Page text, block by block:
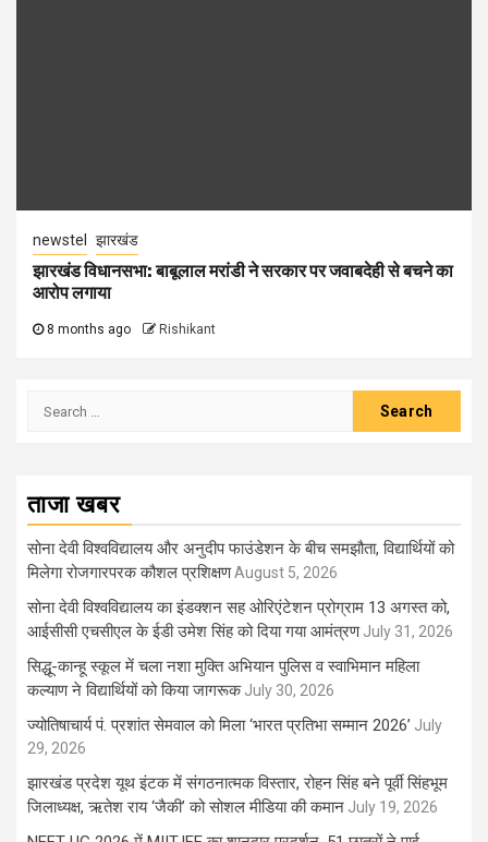
newstel झारखंड
झारखंड विधानसभा: बाबूलाल मरांडी ने सरकार पर जवाबदेही से बचने का
आरोप लगाया
8 months ago Rishikant
Search
ताजा खबर
सोना देवी विश्वविद्यालय और अनुदीप फाउंडेशन के बीच समझौता, विद्यार्थियों को
मिलेगा रोजगारपरक कौशल प्रशिक्षणAugust 5, 2026
सोना देवी विश्वविद्यालय का इंडक्शन सह ओरिएंटेशन प्रोग्राम 13 अगस्त को,
आईसीसी एचसीएल के ईडी उमेश सिंह को दिया गया आमंत्रण July 31, 2026
सिद्धू-कान्हू स्कूल में चला नशा मुक्ति अभियान पुलिस व स्वाभिमान महिला
कल्याण ने विद्यार्थियों को किया जागरूक July 30, 2026
ज्योतिषाचार्य पं. प्रशांत सेमवाल को मिला ‘भारत प्रतिभा सम्मान 2026’ July
29, 2026
झारखंड प्रदेश यूथ इंटक में संगठनात्मक विस्तार, रोहन सिंह बने पूर्वी सिंहभूम
जिलाध्यक्ष, ऋतेश राय ‘जैकी’ को सोशल मीडिया की कमान July 19, 2026